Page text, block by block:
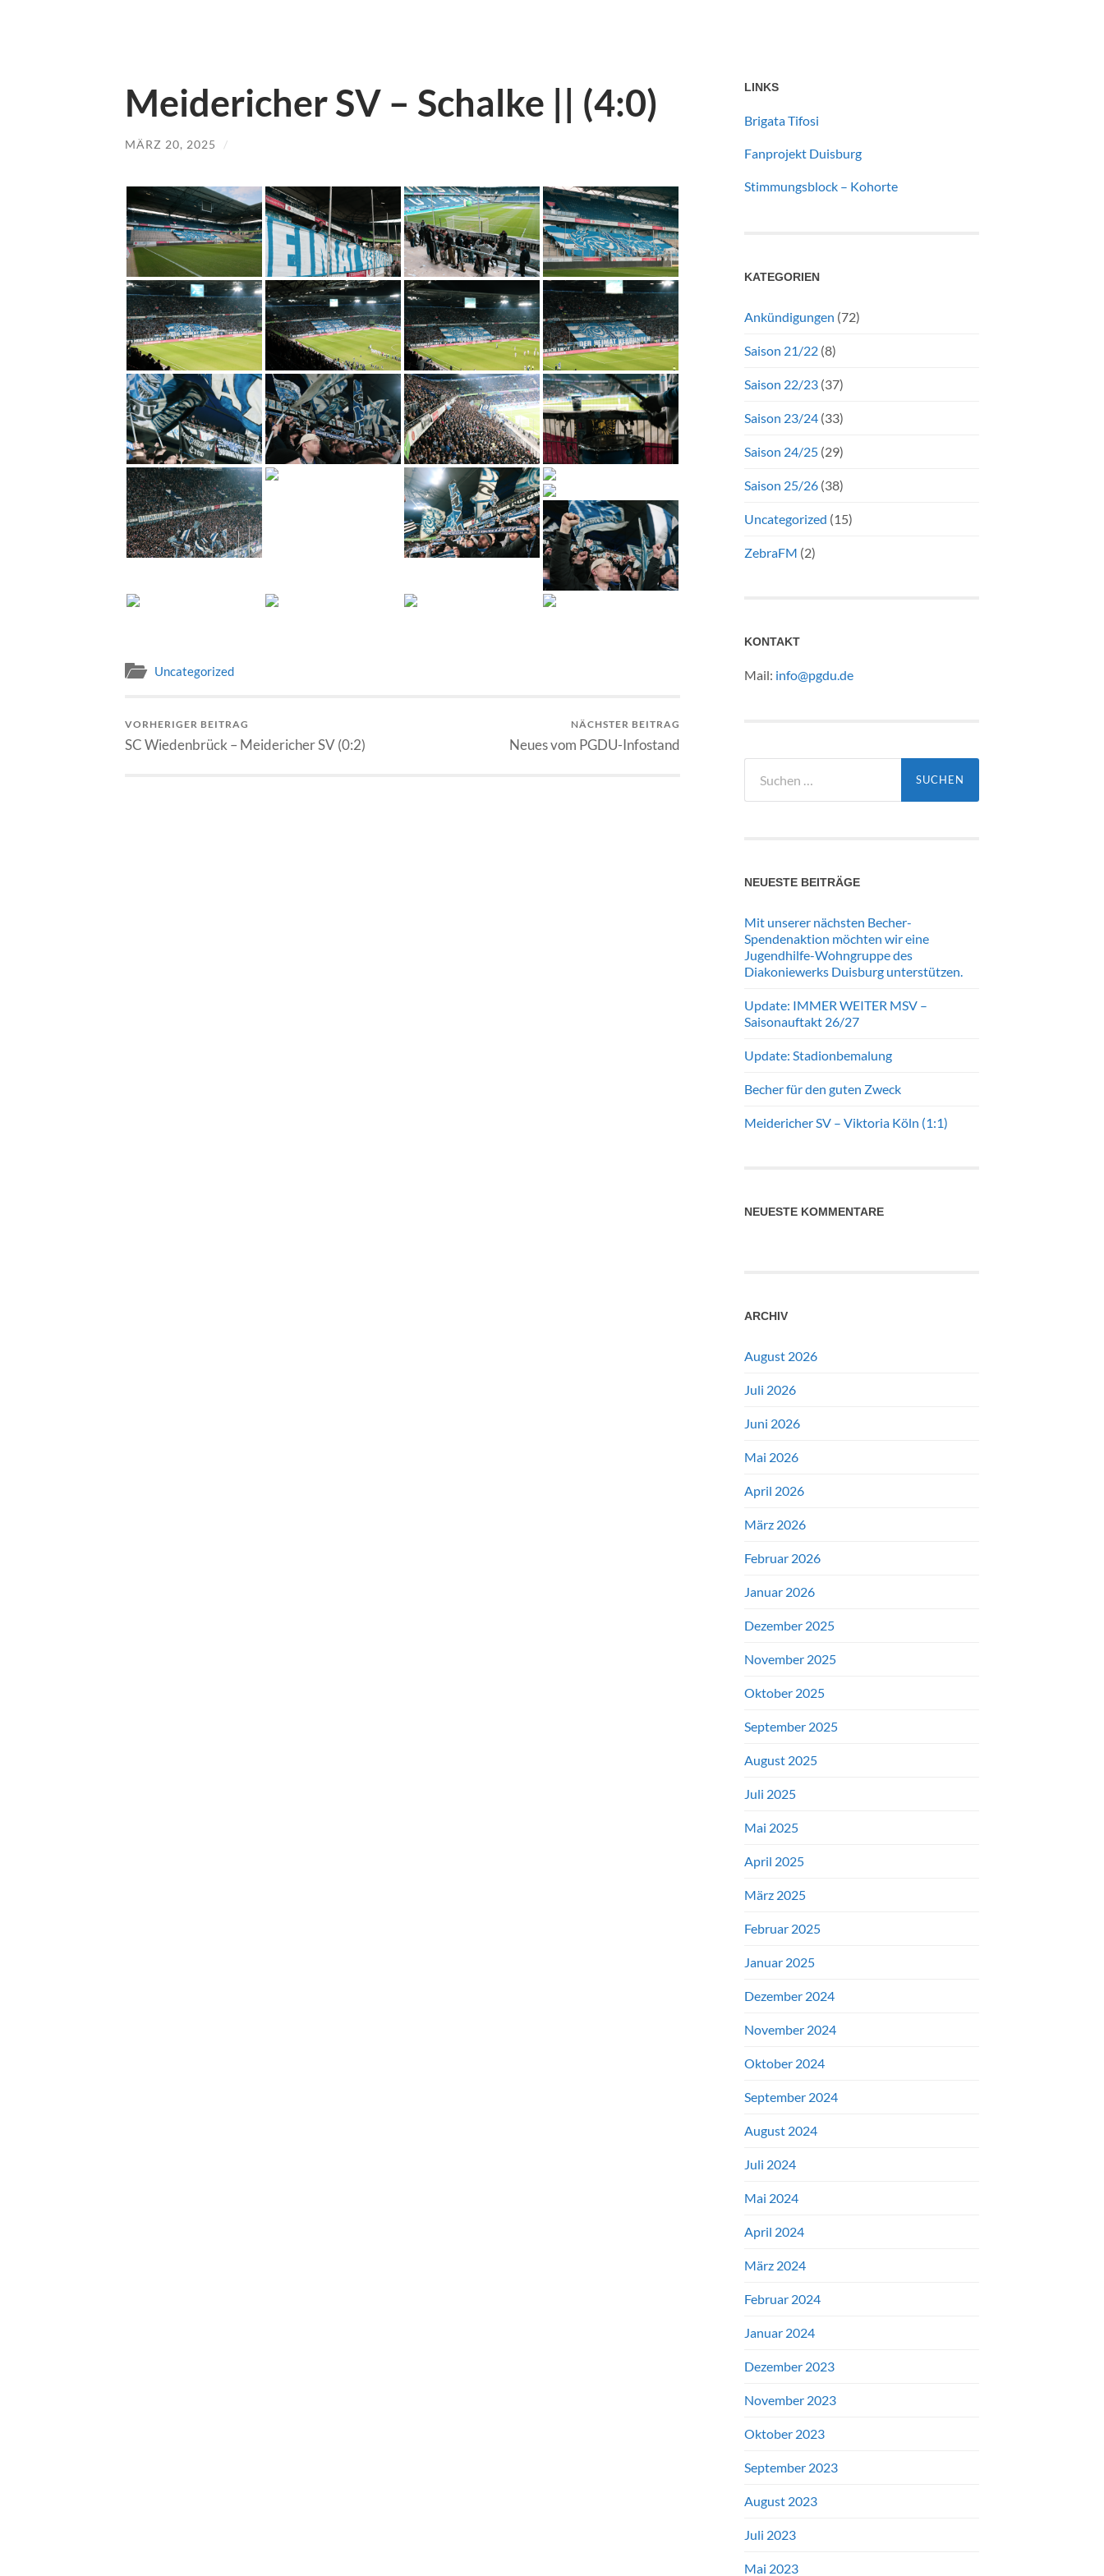
Meidericher SV – Schalke || (4:0)
MÄRZ 20, 2025 /
Uncategorized
VORHERIGER BEITRAG
SC Wiedenbrück – Meidericher SV (0:2)
NÄCHSTER BEITRAG
Neues vom PGDU-Infostand
LINKS
Brigata Tifosi
Fanprojekt Duisburg
Stimmungsblock – Kohorte
KATEGORIEN
Ankündigungen (72)
Saison 21/22 (8)
Saison 22/23 (37)
Saison 23/24 (33)
Saison 24/25 (29)
Saison 25/26 (38)
Uncategorized (15)
ZebraFM (2)
KONTAKT
Mail: info@pgdu.de
nach:
NEUESTE BEITRÄGE
Mit unserer nächsten Becher-
Spendenaktion möchten wir eine
Jugendhilfe-Wohngruppe des
Diakoniewerks Duisburg unterstützen.
Update: IMMER WEITER MSV –
Saisonauftakt 26/27
Update: Stadionbemalung
Becher für den guten Zweck
Meidericher SV – Viktoria Köln (1:1)
NEUESTE KOMMENTARE
ARCHIV
August 2026
Juli 2026
Juni 2026
Mai 2026
April 2026
März 2026
Februar 2026
Januar 2026
Dezember 2025
November 2025
Oktober 2025
September 2025
August 2025
Juli 2025
Mai 2025
April 2025
März 2025
Februar 2025
Januar 2025
Dezember 2024
November 2024
Oktober 2024
September 2024
August 2024
Juli 2024
Mai 2024
April 2024
März 2024
Februar 2024
Januar 2024
Dezember 2023
November 2023
Oktober 2023
September 2023
August 2023
Juli 2023
Mai 2023